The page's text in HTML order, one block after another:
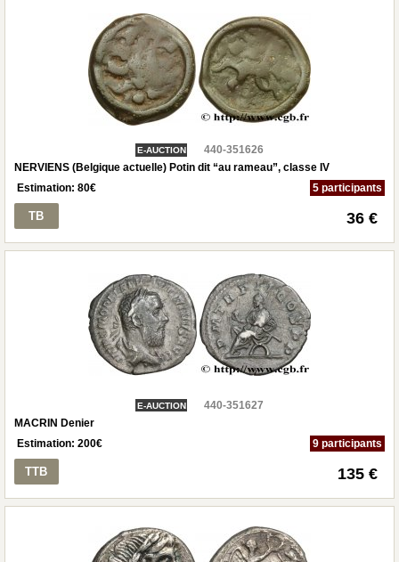
E-AUCTION
440-351626
NERVIENS (Belgique actuelle) Potin dit “au rameau”, classe IV
Estimation: 80€ 5 participants
TB 36 €
E-AUCTION
440-351627
MACRIN Denier
Estimation: 200€ 9 participants
TTB 135 €